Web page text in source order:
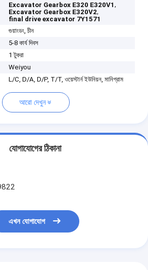
Excavator Gearbox E320 E320V1,
Excavator Gearbox E320V2,
final drive excavator 7Y1571
গুয়াংডং, চীন
5-8 কার্য দিবস
1 টুকরা
Weiyou
L/C, D/A, D/P, T/T, ওয়েস্টার্ন ইউনিয়ন, মানিগ্রাম
আরো দেখুন
যোগাযোগের ঠিকানা
এখন যোগাযোগ